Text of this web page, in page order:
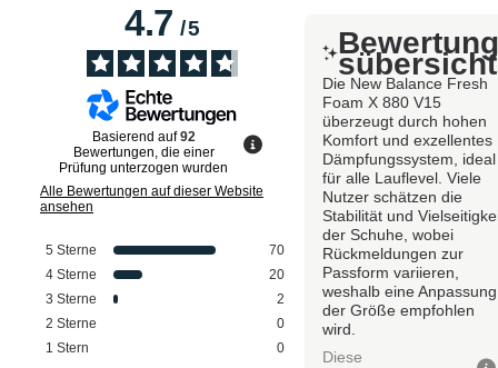
4.7/5
Basierend auf92
Bewertungen, die einer
Prüfung unterzogen wurden
Alle Bewertungen auf dieser Website
ansehen
5 Sterne
70
4 Sterne
20
3 Sterne
2
2 Sterne
0
1 Stern 0
sübersicht
Die New Balance Fresh
Foam X 880 V15
überzeugt durch hohen
Komfort und exzellentes
Dämpfungssystem, ideal
für alle Lauflevel. Viele
Nutzer schätzen die
Stabilität und
der Schuhe, wobei
Rückmeldungen zur
Passform variieren,
weshalb eine Anpassung
der Größe empfohlen
wird.
Diese